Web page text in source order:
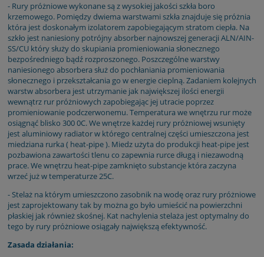
- Rury próżniowe wykonane są z wysokiej jakości szkła boro
krzemowego. Pomiędzy dwiema warstwami szkła znajduje się próżnia
która jest doskonałym izolatorem zapobiegającym stratom ciepła. Na
szkło jest naniesiony potrójny absorber najnowszej generacji ALN/AIN-
SS/CU który służy do skupiania promieniowania słonecznego
bezpośredniego bądź rozproszonego. Poszczególne warstwy
naniesionego absorbera służ do pochłaniania promieniowania
słonecznego i przekształcania go w energie cieplną. Zadaniem kolejnych
warstw absorbera jest utrzymanie jak największej ilości energii
wewnątrz rur próżniowych zapobiegając jej utracie poprzez
promieniowanie podczerwonemu. Temperatura we wnętrzu rur może
osiągnąć blisko 300 0C. We wnętrze każdej rury próżniowej wsunięty
jest aluminiowy radiator w którego centralnej części umieszczona jest
miedziana rurka ( heat-pipe ). Miedz użyta do produkcji heat-pipe jest
pozbawiona zawartości tlenu co zapewnia rurce długą i niezawodną
prace. We wnętrzu heat-pipe zamknięto substancje która zaczyna
wrzeć już w temperaturze 25C.
- Stelaż na którym umieszczono zasobnik na wodę oraz rury próżniowe
jest zaprojektowany tak by można go było umieścić na powierzchni
płaskiej jak również skośnej. Kat nachylenia stelaża jest optymalny do
tego by rury próżniowe osiągały największą efektywność.
Zasada działania: